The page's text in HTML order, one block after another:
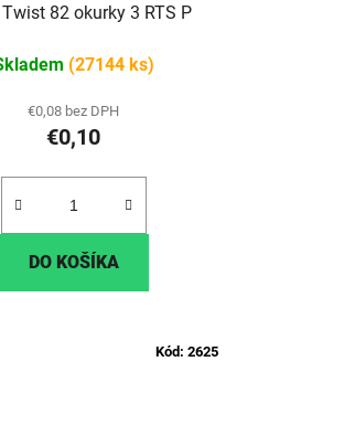
82 okurky 3 RTS P
(27144 ks)
€0,08 bez DPH
€0,10
DO KOŠÍKA
Kód: 2625